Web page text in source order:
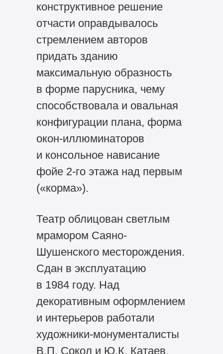
конструктивное решение
отчасти оправдывалось
стремлением авторов
придать зданию
максимальную образность
в форме парусника, чему
способствовала и овальная
конфигурации плана, форма
окон-иллюминаторов
и консольное нависание
фойе 2-гоэтажа над первым
(«корма»).
Театр облицован светлым
мрамором Саяно-
Шушенского месторождения.
Сдан в эксплуатацию
в 1984 году. Над
декоративным оформлением
и интерьеров работали
художники-монументалисты
В.П. Сокол и Ю.К. Катаев.